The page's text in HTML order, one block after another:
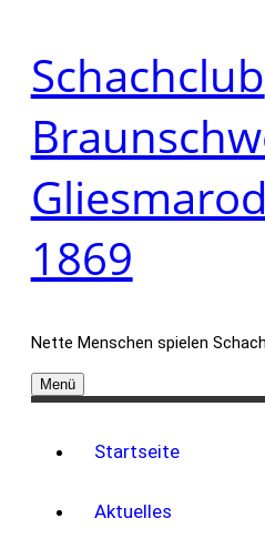
Zum
Inhalt
springen
Schachclub
1869
Nette Menschen spielen Schach
Menü
Startseite
Aktuelles